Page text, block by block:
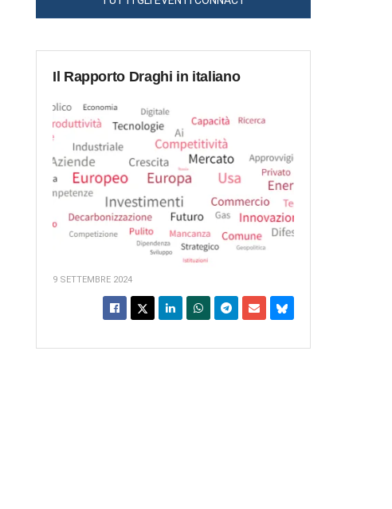
Il Rapporto Draghi in italiano
9 SETTEMBRE 2024